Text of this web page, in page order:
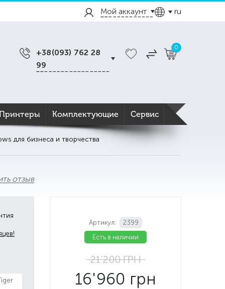
Мой аккаунт ru
+38(093) 762 28
99
0
Комплектующие Сервис
для бизнеса и творчества
отзыв
Артикул:
2399
Есть в наличии
21'200 ГРН
16'960 грн